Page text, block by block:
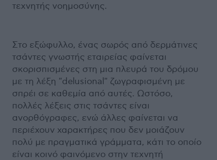
τεχνητής νοημοσύνης.
Στο εξώφυλλο, ένας σωρός από δερμάτινες
τσάντες γνωστής εταιρείας φαίνεται
σκορισπισμένες στη μια πλευρά του δρόμου
με τη λέξη "delusional" ζωγραφισμένη με
σπρέι σε καθεμία από αυτές. Ωστόσο,
πολλές λέξεις στις τσάντες είναι
ανορθόγραφες, ενώ άλλες φαίνεται να
περιέχουν χαρακτήρες που δεν μοιάζουν
πολύ με πραγματικά γράμματα, κάτι το οποίο
είναι κοινό φαινόμενο στην τεχνητή